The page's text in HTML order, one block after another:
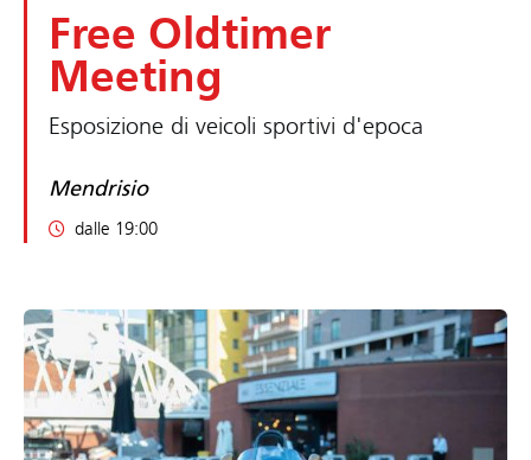
Free Oldtimer
Meeting
Esposizione di veicoli sportivi d'epoca
Mendrisio
dalle 19:00